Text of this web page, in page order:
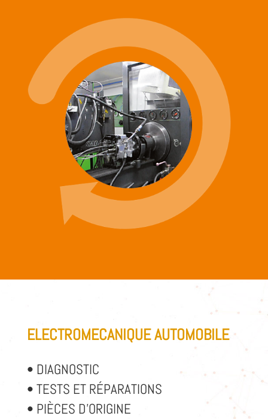
ELECTROMECANIQUE AUTOMOBILE
• DIAGNOSTIC
• TESTS ET RÉPARATIONS
• PIÈCES D’ORIGINE